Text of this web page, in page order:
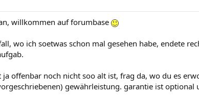
willkommen auf forumbase
wo ich soetwas schon mal gesehen habe, endete
ja offenbar noch nicht soo alt ist, frag da, wo du es
gewährleistung. garantie ist optional